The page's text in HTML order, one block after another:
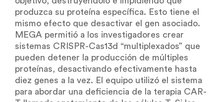
produzca su proteína específica. Esto tiene el
mismo efecto que desactivar el gen asociado.
MEGA permitió a los investigadores crear
sistemas CRISPR-Cas13d “multiplexados” que
pueden detener la producción de múltiples
proteínas, desactivando efectivamente hasta
diez genes a la vez. El equipo utilizó el sistema
para abordar una deficiencia de la terapia CAR-